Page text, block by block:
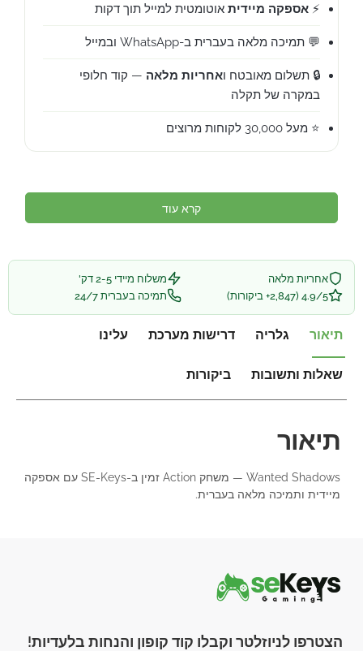
⚡ אספקה מיידית אוטומטית למייל תוך דקות
💬 תמיכה מלאה בעברית ב-WhatsApp ובמייל
🔒 תשלום מאובטח ואחריות מלאה — קוד חלופי
במקרה של תקלה
⭐ מעל 30,000 לקוחות מרוצים
קרא עוד
אחריות מלאה
משלוח מיידי 2-5 דק'
4.9/5 (2,847+ ביקורות)
תמיכה בעברית 24/7
תיאור גלריה דרישות מערכת עלינו
שאלות ותשובות ביקורות
תיאור
Wanted Shadows — משחק Action זמין ב-SE-Keys עם אספקה
מיידית ותמיכה מלאה בעברית.
הצטרפו לניוזלטר וקבלו קוד קופון והנחות בלעדיות!